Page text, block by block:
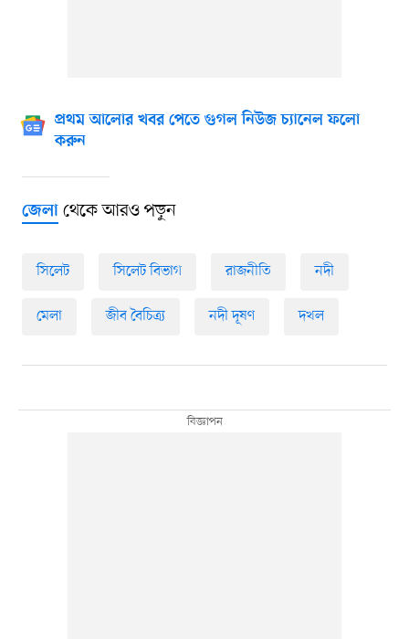
প্রথম আলোর খবর পেতে গুগল নিউজ চ্যানেল ফলো
করুন
জেলাথেকে আরও পড়ুন
সিলেট সিলেট বিভাগ রাজনীতি নদী
মেলা জীব বৈচিত্র্য নদী দূষণ দখল